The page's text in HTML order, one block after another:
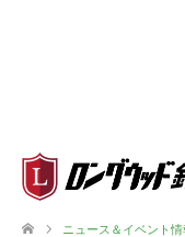
ニュース＆イベント情